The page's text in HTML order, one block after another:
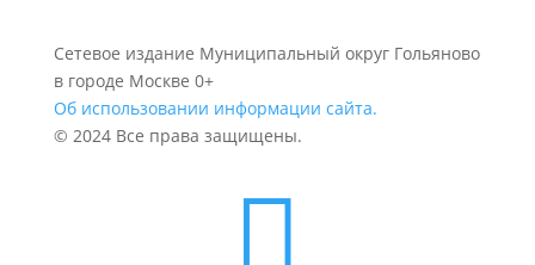
Сетевое издание Муниципальный округ Гольяново
в городе Москве 0+
Об использовании информации сайта.
© 2024 Все права защищены.